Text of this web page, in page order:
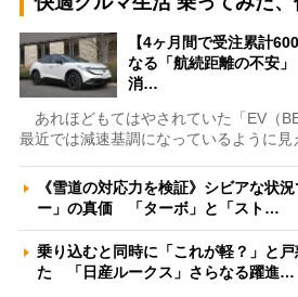
【4ヶ月間で受注累計
なる「航続距離の不安
消…
あれほどもてはやされていた「EV（
最近では減速基調になっているように見
《雪道の対応力を検証》シビアな状
ー」の真価 「ターボ」と「スト…
乗り込むと同時に「これが軽？」と
た 「日産ルークス」さらなる躍進…